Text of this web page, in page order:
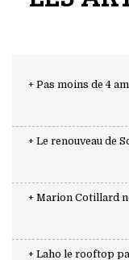
+ Pas moins de 4
+ Le renouveau de
+ Marion Cotillard
+ Laho le rooftop